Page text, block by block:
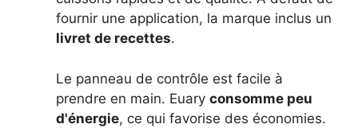
fournir une application, la marque inclus un
livret de recettes.
Le panneau de contrôle est facile à
prendre en main. Euary consomme peu
d'énergie, ce qui favorise des économies.